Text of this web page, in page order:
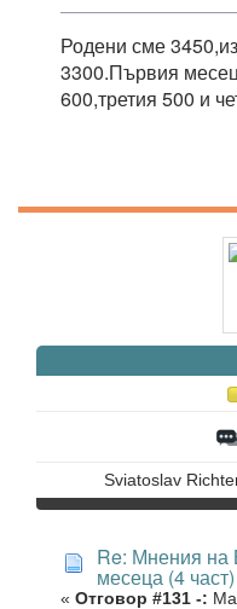
Родени сме
3300.Първия
600,третия 500 и
Sviatoslav
Re: Мнения на
месеца (4 част)
« Отговор #131 -: